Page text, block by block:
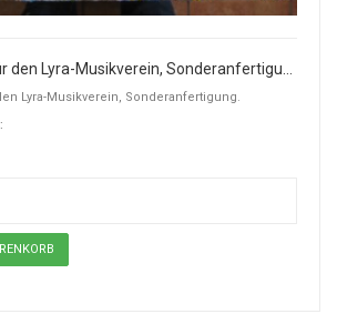
Glücksschwein für den Lyra-Musikverein, Sonderanfertigung
Lyra-Musikverein, Sonderanfertigung.